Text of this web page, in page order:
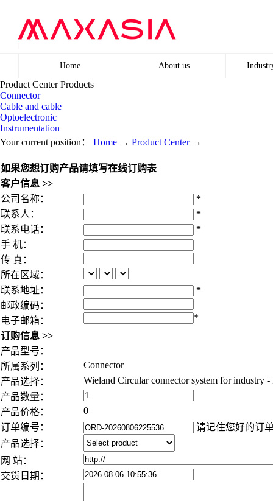
Home About us
Product Center Products
Connector
Cable and cable
Optoelectronic
Instrumentation
Your current position：
Home → Product Center →
如果您想订购产品请填写在线订购表
客户信息 >>
公司名称：
*
联系人：
*
联系电话：
*
手 机：
传 真：
所在区域：
联系地址：
*
邮政编码：
电子邮箱：
*
订购信息 >>
产品型号：
所属系列：
Connector
产品选择：
Wieland Circular connector system for industry
产品数量：
产品价格：
0
订单编号：
请记住您好的订
产品选择：
网 站：
交货日期：